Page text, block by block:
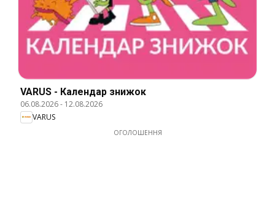
VARUS - Календар знижок
06.08.2026- 12.08.2026
VARUS
ОГОЛОШЕННЯ